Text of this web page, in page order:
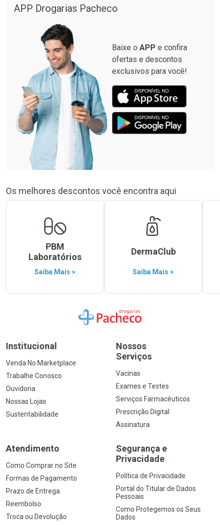
APP Drogarias Pacheco
Baixe o APP e confira
ofertas e descontos
exclusivos para você!
Os melhores descontos você encontra aqui
PBM
Laboratórios
Saiba Mais >
DermaClub
Saiba Mais >
Ir para a Home
Institucional
Venda No Marketplace
Trabalhe Conosco
Ouvidoria
Nossas Lojas
Sustentabilidade
Nossos
Serviços
Vacinas
Exames e Testes
Serviços Farmacêuticos
Prescrição Digital
Assinatura
Atendimento
Como Comprar no Site
Formas de Pagamento
Prazo de Entrega
Reembolso
Troca ou Devolução
Segurança e
Privacidade
Política de Privacidade
Portal do Titular de Dados
Pessoais
Como Protegemos os Seus
Dados